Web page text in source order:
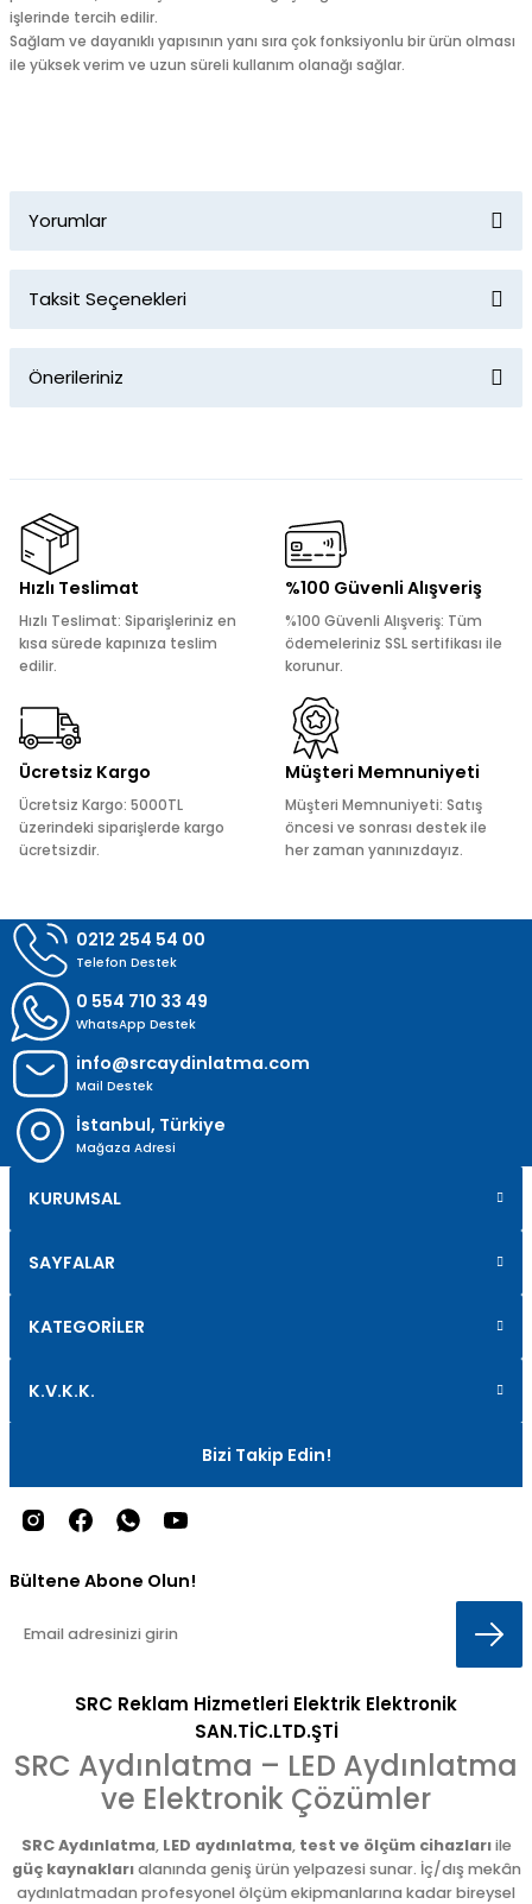
işlerinde tercih edilir.
Sağlam ve dayanıklı yapısının yanı sıra çok fonksiyonlu bir ürün olması
ile yüksek verim ve uzun süreli kullanım olanağı sağlar.
Yorumlar
Taksit Seçenekleri
Önerileriniz
kullanarak tarafımıza iletebilirsiniz.
Görüş ve önerileriniz için teşekkür ederiz.
Ürün resmi kalitesiz, bozuk veya görüntülenemiyor.
Ürün bilgilerinde hatalar bulunuyor.
Ürün fiyatı diğer sitelerden daha pahalı.
Bu ürüne benzer farklı alternatifler olmalı.
Hızlı Teslimat
Hızlı Teslimat: Siparişleriniz en
kısa sürede kapınıza teslim
edilir.
%100 Güvenli Alışveriş
%100 Güvenli Alışveriş: Tüm
ödemeleriniz SSL sertifikası ile
korunur.
Ücretsiz Kargo
Ücretsiz Kargo: 5000TL
üzerindeki siparişlerde kargo
ücretsizdir.
Müşteri Memnuniyeti
Müşteri Memnuniyeti: Satış
öncesi ve sonrası destek ile
her zaman yanınızdayız.
0212 254 54 00
Telefon Destek
0 554 710 33 49
WhatsApp Destek
info@srcaydinlatma.com
Mail Destek
İstanbul, Türkiye
Mağaza Adresi
KURUMSAL
SAYFALAR
KATEGORİLER
K.V.K.K.
Bizi Takip Edin!
Bültene Abone Olun!
SRC Reklam Hizmetleri Elektrik Elektronik
SAN.TİC.LTD.ŞTİ
SRC Aydınlatma – LED Aydınlatma
ve Elektronik Çözümler
SRC Aydınlatma, LED aydınlatma, test ve ölçüm cihazlarıile
güç kaynaklarıalanında geniş ürün yelpazesi sunar. İç/dış mekân
aydınlatmadan profesyonel ölçüm ekipmanlarına kadar bireysel